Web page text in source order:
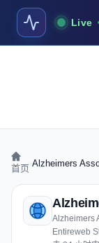
Live
首页 Alzheimers
Alzheimers
Entireweb